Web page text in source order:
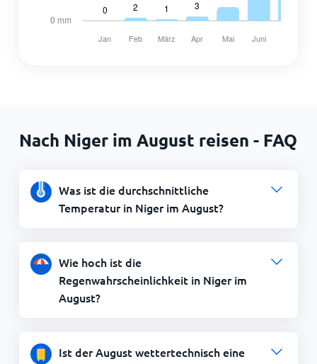
Nach Niger im August reisen - FAQ
Was ist die durchschnittliche
Temperatur in Niger im August?
Wie hoch ist die
Regenwahrscheinlichkeit in Niger im
August?
Ist der August wettertechnisch eine